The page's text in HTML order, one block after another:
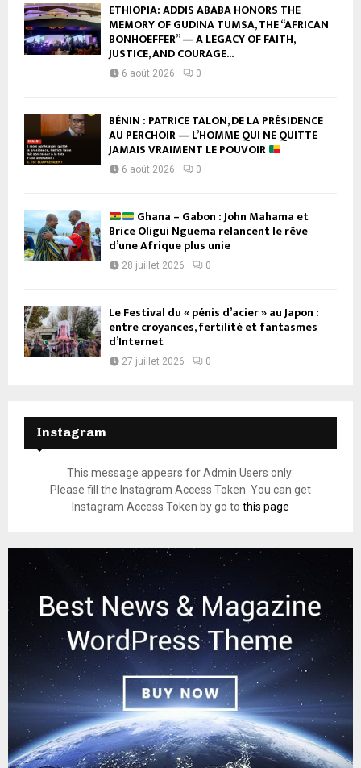
ETHIOPIA: ADDIS ABABA HONORS THE
MEMORY OF GUDINA TUMSA, THE “AFRICAN
BONHOEFFER” — A LEGACY OF FAITH,
JUSTICE, AND COURAGE...
6 août 2026 0
BÉNIN : PATRICE TALON, DE LA PRÉSIDENCE
AU PERCHOIR — L’HOMME QUI NE QUITTE
JAMAIS VRAIMENT LE POUVOIR
6 août 2026 0
Ghana – Gabon : John Mahama et
Brice Oligui Nguema relancent le rêve
d’une Afrique plus unie
28 juillet 2026 0
Le Festival du « pénis d’acier » au Japon :
entre croyances, fertilité et fantasmes
d’Internet
27 juillet 2026 0
Instagram
This message appears for Admin Users only:
Please fill the Instagram Access Token. You can get
Instagram Access Token by go to this page